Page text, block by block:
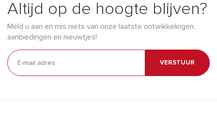
Altijd op de hoogte blijven?
Meld u aan en mis niets van onze laatste ontwikkelingen,
aanbiedingen en nieuwtjes!
VERSTUUR